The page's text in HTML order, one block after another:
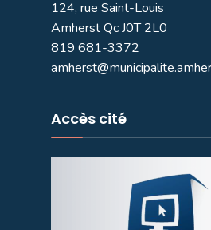
124, rue Saint-Louis
Amherst Qc J0T 2L0
819 681-3372
Accès cité